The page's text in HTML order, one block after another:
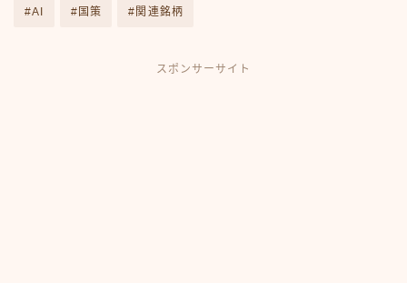
#AI #国策 #関連銘柄
スポンサーサイト